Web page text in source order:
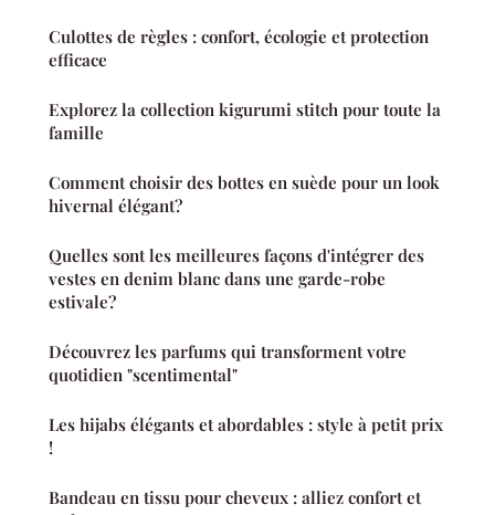
Culottes de règles : confort, écologie et protection
efficace
Explorez la collection kigurumi stitch pour toute la
famille
Comment choisir des bottes en suède pour un look
hivernal élégant?
Quelles sont les meilleures façons d'intégrer des
vestes en denim blanc dans une garde-robe
estivale?
Découvrez les parfums qui transforment votre
quotidien "scentimental"
Les hijabs élégants et abordables : style à petit prix
!
Bandeau en tissu pour cheveux : alliez confort et